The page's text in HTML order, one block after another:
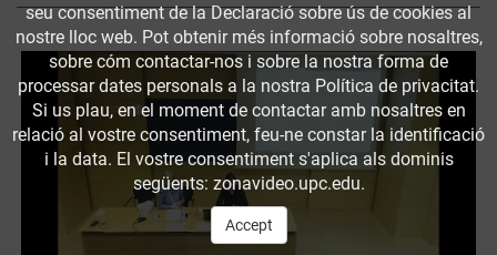
seu consentiment de la Declaració sobre ús de cookies al
nostre lloc web. Pot obtenir més informació sobre nosaltres,
sobre cóm contactar-nos i sobre la nostra forma de
processar dates personals a la nostra Política de privacitat.
Si us plau, en el moment de contactar amb nosaltres en
relació al vostre consentiment, feu-ne constar la identificació
i la data. El vostre consentiment s'aplica als dominis
següents: zonavideo.upc.edu.
Accept